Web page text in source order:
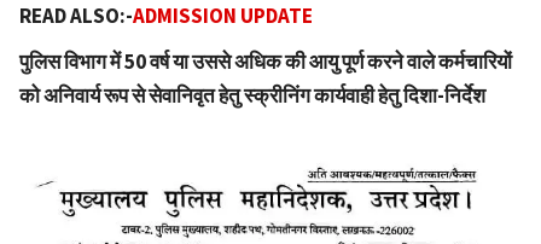
READ ALSO:-ADMISSION UPDATE
पुलिस विभाग में 50 वर्ष या उससे अधिक की आयु पूर्ण करने वाले कर्मचारियों
को अनिवार्य रूप से सेवानिवृत हेतु स्क्रीनिंग कार्यवाही हेतु दिशा-निर्देश